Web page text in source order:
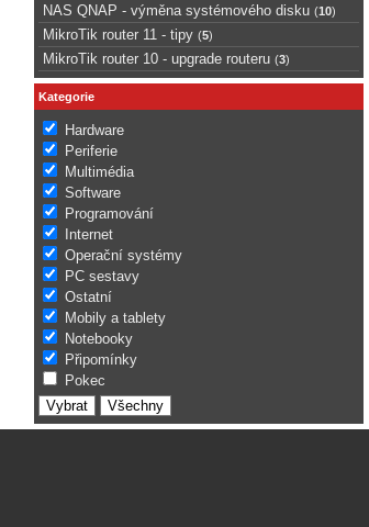
NAS QNAP - výměna systémového disku (10)
MikroTik router 11 - tipy (5)
MikroTik router 10 - upgrade routeru (3)
Kategorie
Hardware
Periferie
Multimédia
Software
Programování
Internet
Operační systémy
PC sestavy
Ostatní
Mobily a tablety
Notebooky
Připomínky
Pokec